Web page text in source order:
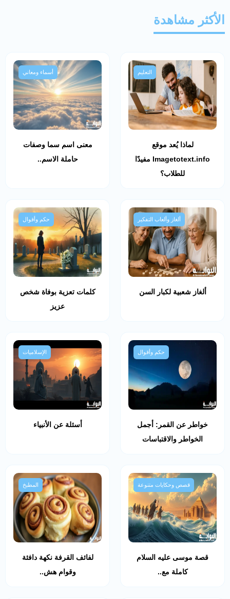
الأكثر مشاهدة
التعليم
لماذا يُعد موقع
Imagetotext.info مفيدًا
للطلاب؟
أسماء ومعاني
معنى اسم سما وصفات
حاملة الاسم..
ألغاز وألعاب التفكير
ألغاز شعبية لكبار السن
حكم وأقوال
كلمات تعزية بوفاة شخص
عزيز
حكم وأقوال
خواطر عن القمر: أجمل
الخواطر والاقتباسات
الإسلاميات
أسئلة عن الأنبياء
قصص وحكايات متنوعة
قصة موسى عليه السلام
كاملة مع..
المطبخ
لفائف القرفة نكهة دافئة
وقوام هش..